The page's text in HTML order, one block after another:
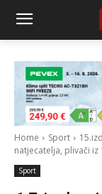
Home Sport
natjecatelja, plivači iz
Sport